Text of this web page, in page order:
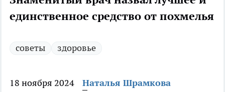
единственное средство от похмелья
советы здоровье
18 ноября 2024 Наталья Шрамкова